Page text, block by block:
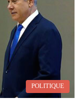
POLITIQUE